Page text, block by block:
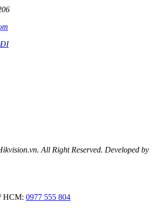
ĐI
All Right Reserved. Developed by
HCM: 0977 555 804